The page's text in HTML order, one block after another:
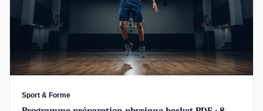
Sport & Forme